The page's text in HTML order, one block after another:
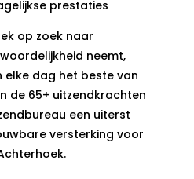
prestaties
op zoek naar
neemt,
dag het beste van
de 65+ uitzendkrachten
een uiterst
versterking voor